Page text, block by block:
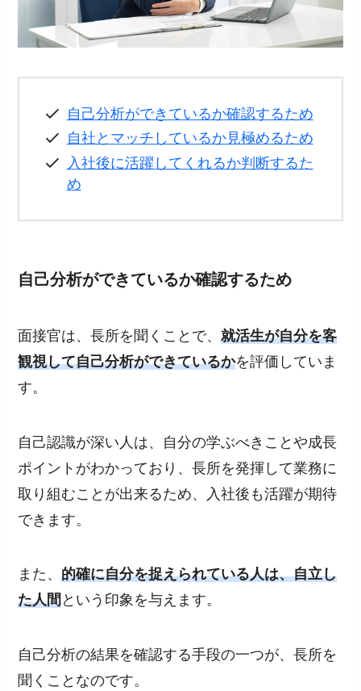
自己分析ができているか確認するため
自社とマッチしているか見極めるため
入社後に活躍してくれるか判断するた
め
自己分析ができているか確認するため
面接官は、長所を聞くことで、就活生が自分を客
観視して自己分析ができているかを評価していま
す。
自己認識が深い人は、自分の学ぶべきことや成長
ポイントがわかっており、長所を発揮して業務に
取り組むことが出来るため、入社後も活躍が期待
できます。
また、的確に自分を捉えられている人は、自立し
た人間という印象を与えます。
自己分析の結果を確認する手段の一つが、長所を
聞くことなのです。